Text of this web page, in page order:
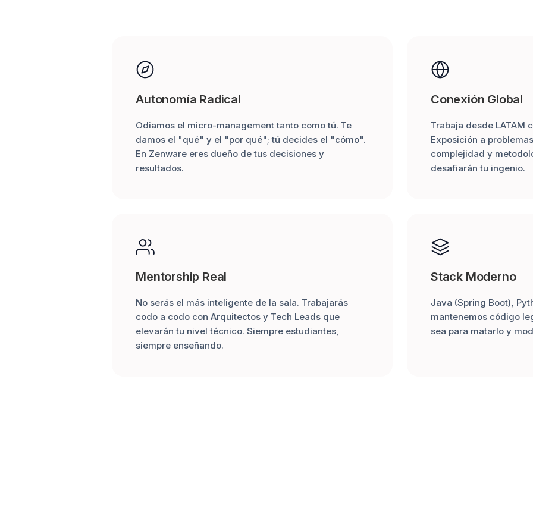
Autonomía Radical
Odiamos el micro-management tanto como tú. Te
damos el "qué" y el "por qué"; tú decides el "cómo".
En Zenware eres dueño de tus decisiones y
resultados.
Conexión Global
Trabaja desde LATAM
Exposición a
complejidad y
desafiarán tu ingenio.
Mentorship Real
No serás el más inteligente de la sala. Trabajarás
codo a codo con Arquitectos y Tech Leads que
elevarán tu nivel técnico. Siempre estudiantes,
siempre enseñando.
Stack Moderno
Java (Spring Boot),
mantenemos código
sea para matarlo y